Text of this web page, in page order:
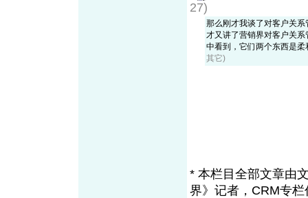
27)
那么刚才我谈了对客户关
才又讲了营销界对客户关
中看到，它们两个东西是
其它)
* 本栏目全部文章由
界》记者，CRM专